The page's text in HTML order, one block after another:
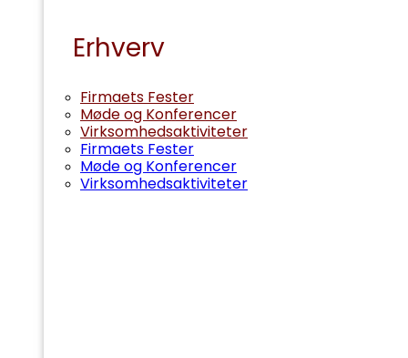
Erhverv
Firmaets Fester
Møde og Konferencer
Virksomhedsaktiviteter
Firmaets Fester
Møde og Konferencer
Virksomhedsaktiviteter